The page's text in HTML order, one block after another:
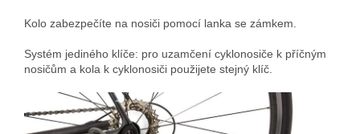
Kolo zabezpečíte na nosiči pomocí lanka se zámkem.
Systém jediného klíče: pro uzamčení cyklonosiče k příčným
nosičům a kola k cyklonosiči použijete stejný klíč.